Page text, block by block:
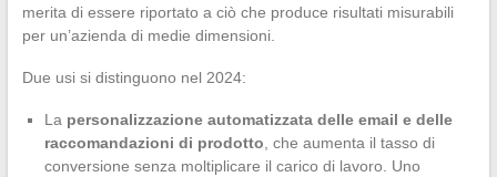
merita di essere riportato a ciò che produce risultati misurabili
per un’azienda di medie dimensioni.
Due usi si distinguono nel 2024:
La personalizzazione automatizzata delle email e delle
raccomandazioni di prodotto, che aumenta il tasso di
conversione senza moltiplicare il carico di lavoro. Uno